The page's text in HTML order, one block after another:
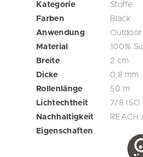
Kategorie
Stoffe
Farben
Black
Anwendung
Outdoor
Material
100%
Breite
2 cm
Dicke
0,8 mm
Rollenlänge
50 m
Lichtechtheit
7/8 ISO
Nachhaltigkeit
REACH
Eigenschaften